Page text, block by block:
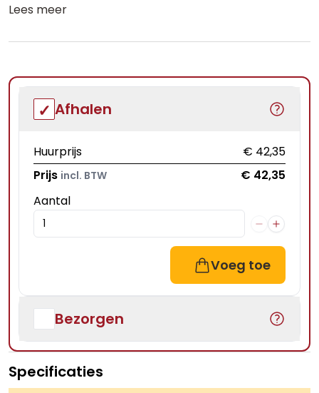
Lees meer
Afhalen
Huurprijs
€ 42,35
Prijs incl. BTW
€ 42,35
Aantal
Voeg toe
Bezorgen
Specificaties